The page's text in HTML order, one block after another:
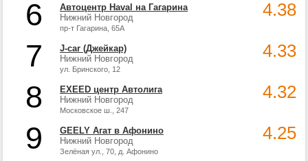
6
Автоцентр Haval на Гагарина
Нижний Новгород
пр-т Гагарина, 65А
4.38
7
J-car (Джейкар)
Нижний Новгород
ул. Бринского, 12
4.33
8
EXEED центр Автолига
Нижний Новгород
Московское ш., 247
4.32
9
GEELY Агат в Афонино
Нижний Новгород
Зелёная ул., 70, д. Афонино
4.25